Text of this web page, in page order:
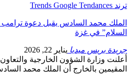
ترند Trends Google Tendances
الملك محمد السادس يقبل دعوة
السلام” في غزة
جريدة بريس ميديا يناير 22, 2026
أعلنت وزارة الشؤون الخارجية والتعاون
المقيمين بالخارج أن الملك محمد